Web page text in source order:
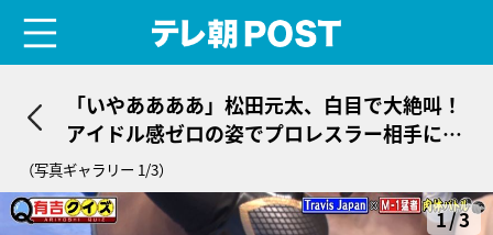
「いやああああ」松田元太、白目で大絶叫！
アイドル感ゼロの姿でプロレスラー相手に根
性を見せ拍手喝采
（写真ギャラリー 1/3）
1/3